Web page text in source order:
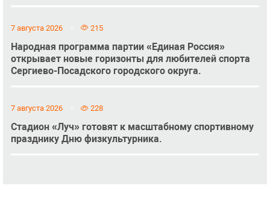
7 августа 2026 215
Народная программа партии «Единая Россия»
открывает новые горизонты для любителей спорта
Сергиево-Посадского городского округа.
7 августа 2026 228
Стадион «Луч» готовят к масштабному спортивному
празднику Дню физкультурника.